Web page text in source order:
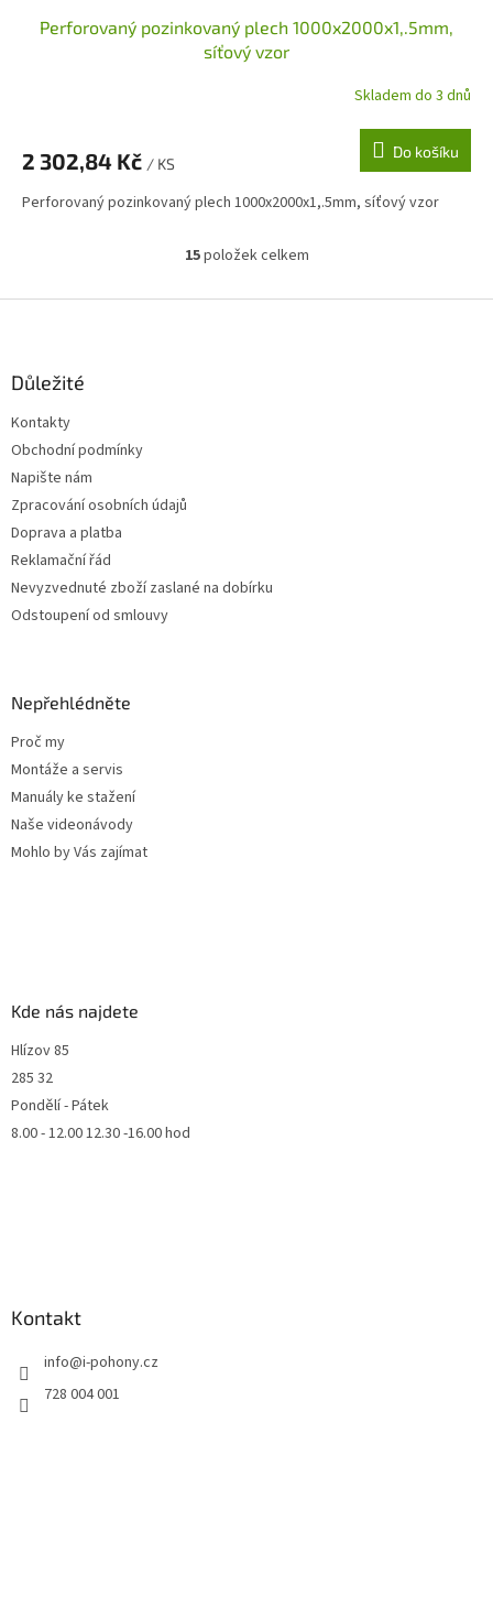
Perforovaný pozinkovaný plech 1000x2000x1,.5mm,
síťový vzor
Skladem do 3 dnů
2 302,84 Kč / KS
Do košíku
Perforovaný pozinkovaný plech 1000x2000x1,.5mm, síťový vzor
O
l
p
i
15položek celkem
Důležité
Kontakty
Obchodní podmínky
Napište nám
Zpracování osobních údajů
Doprava a platba
Reklamační řád
Nevyzvednuté zboží zaslané na dobírku
Odstoupení od smlouvy
Nepřehlédněte
Proč my
Montáže a servis
Manuály ke stažení
Naše videonávody
Mohlo by Vás zajímat
Kde nás najdete
Hlízov 85
285 32
Pondělí - Pátek
8.00 - 12.00 12.30 -16.00 hod
Kontakt
info@i-pohony.cz
728 004 001